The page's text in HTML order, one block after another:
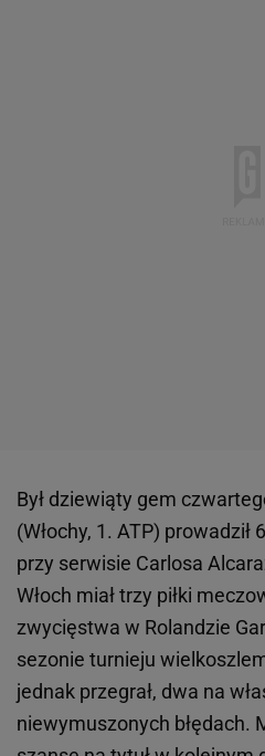
Był dziewiąty gem
(Włochy, 1. ATP) prowadził
przy serwisie Carlosa
Włoch miał trzy piłki
zwycięstwa w Rolandzie
sezonie turnieju
jednak przegrał, dwa na
niewymuszonych błędach.